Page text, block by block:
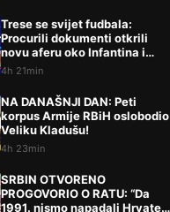
Trese se svijet fudbala:
Procurili dokumenti otkrili
novu aferu oko Infantina i
Superlige
4h 21min
NA DANAŠNJI DAN: Peti
korpus Armije RBiH oslobodio
Veliku Kladušu!
4h 23min
SRBIN OTVORENO
PROGOVORIO O RATU: “Da
1991. nismo napadali Hrvate